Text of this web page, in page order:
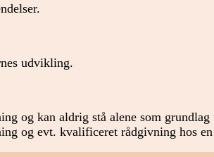
udvikling.
og kan aldrig stå alene som
og evt. kvalificeret rådgivning hos